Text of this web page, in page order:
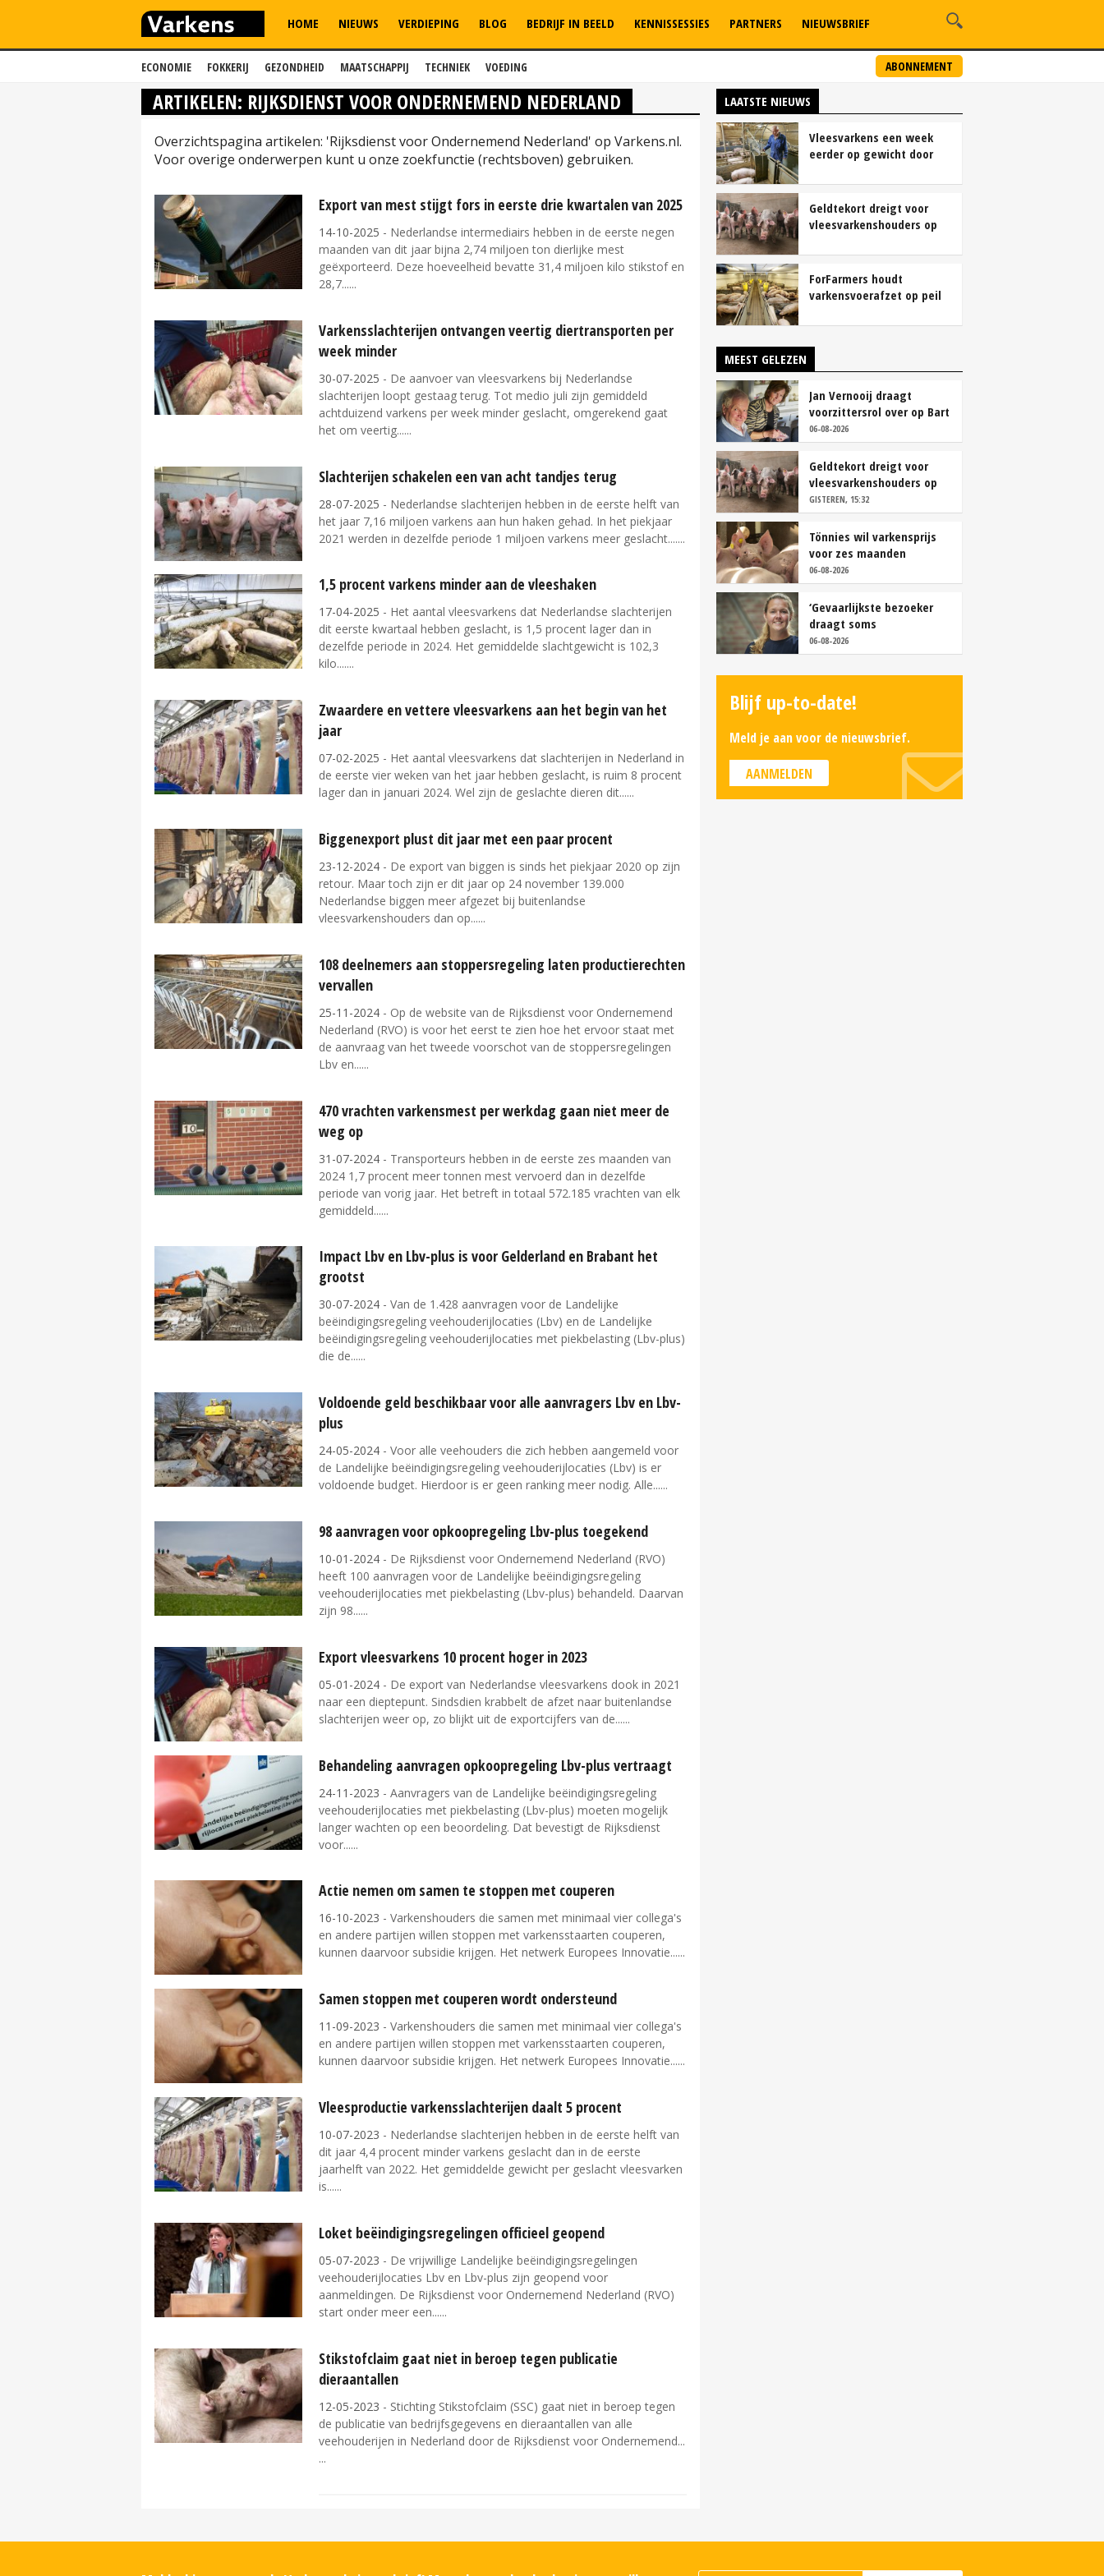
ECONOMIE FOKKERIJ GEZONDHEID MAATSCHAPPIJ TECHNIEK VOEDING ABONNEMENT
HOME NIEUWS VERDIEPING BLOG BEDRIJF IN BEELD KENNISSESSIES PARTNERS NIEUWSBRIEF
ARTIKELEN: RIJKSDIENST VOOR ONDERNEMEND NEDERLAND
Overzichtspagina artikelen: 'Rijksdienst voor Ondernemend Nederland' op Varkens.nl.
Voor overige onderwerpen kunt u onze zoekfunctie (rechtsboven) gebruiken.
Export van mest stijgt fors in eerste drie kwartalen van 2025
14-10-2025 - Nederlandse intermediairs hebben in de eerste negen
maanden van dit jaar bijna 2,74 miljoen ton dierlijke mest
geëxporteerd. Deze hoeveelheid bevatte 31,4 miljoen kilo stikstof en
28,7...
Varkensslachterijen ontvangen veertig diertransporten per
week minder
30-07-2025 - De aanvoer van vleesvarkens bij Nederlandse
slachterijen loopt gestaag terug. Tot medio juli zijn gemiddeld
achtduizend varkens per week minder geslacht, omgerekend gaat
het om veertig...
Slachterijen schakelen een van acht tandjes terug
28-07-2025 - Nederlandse slachterijen hebben in de eerste helft van
het jaar 7,16 miljoen varkens aan hun haken gehad. In het piekjaar
2021 werden in dezelfde periode 1 miljoen varkens meer geslacht....
1,5 procent varkens minder aan de vleeshaken
17-04-2025 - Het aantal vleesvarkens dat Nederlandse slachterijen
dit eerste kwartaal hebben geslacht, is 1,5 procent lager dan in
dezelfde periode in 2024. Het gemiddelde slachtgewicht is 102,3
kilo....
Zwaardere en vettere vleesvarkens aan het begin van het
jaar
07-02-2025 - Het aantal vleesvarkens dat slachterijen in Nederland in
de eerste vier weken van het jaar hebben geslacht, is ruim 8 procent
lager dan in januari 2024. Wel zijn de geslachte dieren dit...
Biggenexport plust dit jaar met een paar procent
23-12-2024 - De export van biggen is sinds het piekjaar 2020 op zijn
retour. Maar toch zijn er dit jaar op 24 november 139.000
Nederlandse biggen meer afgezet bij buitenlandse
vleesvarkenshouders dan op...
108 deelnemers aan stoppersregeling laten productierechten
vervallen
25-11-2024 - Op de website van de Rijksdienst voor Ondernemend
Nederland (RVO) is voor het eerst te zien hoe het ervoor staat met
de aanvraag van het tweede voorschot van de stoppersregelingen
Lbv en...
470 vrachten varkensmest per werkdag gaan niet meer de
weg op
31-07-2024 - Transporteurs hebben in de eerste zes maanden van
2024 1,7 procent meer tonnen mest vervoerd dan in dezelfde
periode van vorig jaar. Het betreft in totaal 572.185 vrachten van elk
gemiddeld...
Impact Lbv en Lbv-plus is voor Gelderland en Brabant het
grootst
30-07-2024 - Van de 1.428 aanvragen voor de Landelijke
beëindigingsregeling veehouderijlocaties (Lbv) en de Landelijke
beëindigingsregeling veehouderijlocaties met piekbelasting (Lbv-plus)
die de...
Voldoende geld beschikbaar voor alle aanvragers Lbv en Lbv-
plus
24-05-2024 - Voor alle veehouders die zich hebben aangemeld voor
de Landelijke beëindigingsregeling veehouderijlocaties (Lbv) is er
voldoende budget. Hierdoor is er geen ranking meer nodig. Alle...
98 aanvragen voor opkoopregeling Lbv-plus toegekend
10-01-2024 - De Rijksdienst voor Ondernemend Nederland (RVO)
heeft 100 aanvragen voor de Landelijke beëindigingsregeling
veehouderijlocaties met piekbelasting (Lbv-plus) behandeld. Daarvan
zijn 98...
Export vleesvarkens 10 procent hoger in 2023
05-01-2024 - De export van Nederlandse vleesvarkens dook in 2021
naar een dieptepunt. Sindsdien krabbelt de afzet naar buitenlandse
slachterijen weer op, zo blijkt uit de exportcijfers van de...
Behandeling aanvragen opkoopregeling Lbv-plus vertraagt
24-11-2023 - Aanvragers van de Landelijke beëindigingsregeling
veehouderijlocaties met piekbelasting (Lbv-plus) moeten mogelijk
langer wachten op een beoordeling. Dat bevestigt de Rijksdienst
voor...
Actie nemen om samen te stoppen met couperen
16-10-2023 - Varkenshouders die samen met minimaal vier collega's
en andere partijen willen stoppen met varkensstaarten couperen,
kunnen daarvoor subsidie krijgen. Het netwerk Europees Innovatie...
Samen stoppen met couperen wordt ondersteund
11-09-2023 - Varkenshouders die samen met minimaal vier collega's
en andere partijen willen stoppen met varkensstaarten couperen,
kunnen daarvoor subsidie krijgen. Het netwerk Europees Innovatie...
Vleesproductie varkensslachterijen daalt 5 procent
10-07-2023 - Nederlandse slachterijen hebben in de eerste helft van
dit jaar 4,4 procent minder varkens geslacht dan in de eerste
jaarhelft van 2022. Het gemiddelde gewicht per geslacht vleesvarken
is...
Loket beëindigingsregelingen officieel geopend
05-07-2023 - De vrijwillige Landelijke beëindigingsregelingen
veehouderijlocaties Lbv en Lbv-plus zijn geopend voor
aanmeldingen. De Rijksdienst voor Ondernemend Nederland (RVO)
start onder meer een...
Stikstofclaim gaat niet in beroep tegen publicatie
dieraantallen
12-05-2023 - Stichting Stikstofclaim (SSC) gaat niet in beroep tegen
de publicatie van bedrijfsgegevens en dieraantallen van alle
veehouderijen in Nederland door de Rijksdienst voor Ondernemend...
LAATSTE NIEUWS
Vleesvarkens een week
eerder op gewicht door
brijvoer
Geldtekort dreigt voor
vleesvarkenshouders op
ForFarmers houdt
varkensvoerafzet op peil
varkensstapel
MEEST GELEZEN
Jan Vernooij draagt
voorzittersrol over op Bart
Camps
06-08-2026
Geldtekort dreigt voor
vleesvarkenshouders op
vrije markt
GISTEREN, 15:32
Tönnies wil varkensprijs
voor zes maanden
vastleggen
06-08-2026
‘Gevaarlijkste bezoeker
draagt soms
overschoenen’
06-08-2026
Blijf up-to-date!
Meld je aan voor de nieuwsbrief.
AANMELDEN